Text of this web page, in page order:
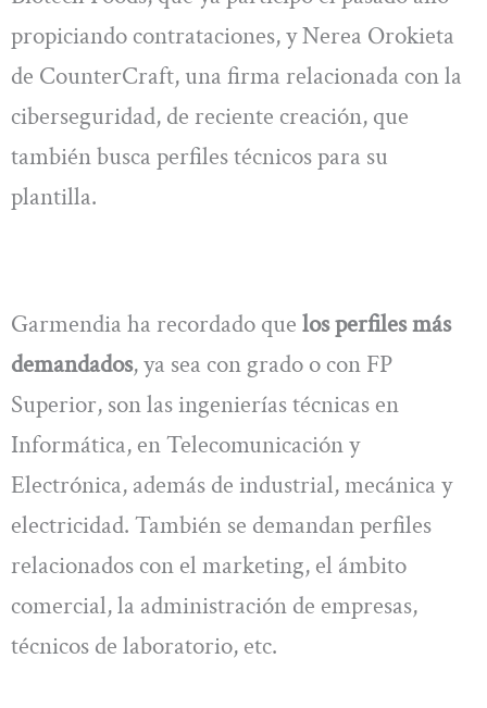
propiciando contrataciones, y Nerea Orokieta
de CounterCraft, una firma relacionada con la
ciberseguridad, de reciente creación, que
también busca perfiles técnicos para su
plantilla.
Garmendia ha recordado que los perfiles más
demandados, ya sea con grado o con FP
Superior, son las ingenierías técnicas en
Informática, en Telecomunicación y
Electrónica, además de industrial, mecánica y
electricidad. También se demandan perfiles
relacionados con el marketing, el ámbito
comercial, la administración de empresas,
técnicos de laboratorio, etc.